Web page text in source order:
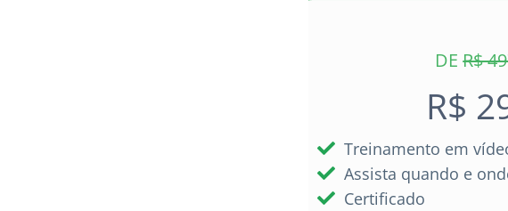
DER$
R$
Treinamento em
Assista quando e
Certificado